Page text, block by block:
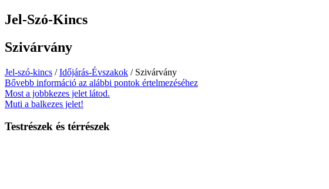
Jel-Szó-Kincs
Szivárvány
Jel-szó-kincs /Időjárás-Évszakok / Szivárvány
Bővebb információ az alábbi pontok értelmezéséhez
Most a jobbkezes jelet látod.
Muti a balkezes jelet!
Testrészek és térrészek